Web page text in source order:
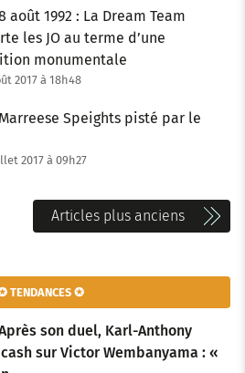
août 1992 : La Dream Team
les JO au terme d’une
monumentale
2017 à 18h48
Speights pisté par le
2017 à 09h27
Articles plus anciens
TENDANCES ✪
son duel, Karl-Anthony
sur Victor Wembanyama : «